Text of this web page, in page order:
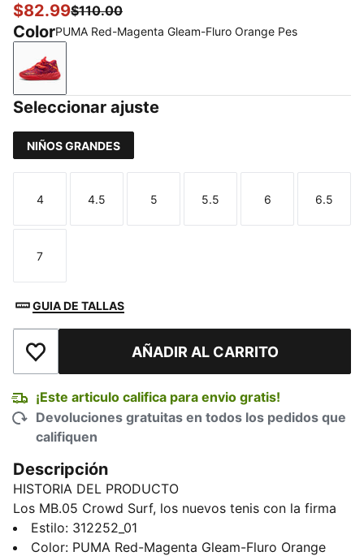
$82.99$110.00
ColorPUMA Red-Magenta Gleam-Fluro Orange Pes
PUMA Red-Magenta Gleam-Fluro Orange Pes
Seleccionar ajuste
NIÑOS GRANDES
Talla
4
Talla
4.5
Talla
5
Talla
5.5
Talla
6
Talla
6.5
Talla
7
GUIA DE TALLAS
Añadir a la lista de deseosAÑADIR AL CARRITO
¡Este articulo califica para envio gratis!
Devoluciones gratuitas en todos los pedidos que
califiquen
Descripción
HISTORIA DEL PRODUCTO
Los MB.05 Crowd Surf, los nuevos tenis con la firma
de LaMelo Ball, son un fiel reflejo del estatus de
superestrella del basquetbolista y de los fans que lo
Estilo: 312252_01
Color: PUMA Red-Magenta Gleam-Fluro Orange